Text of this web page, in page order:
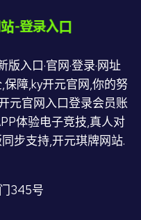
入口·官网·登录·网址
保障,ky开元官网,你的努
元官网入口登录会员账
体验电子竞技,真人对
步支持,开元琪牌网站.
345号